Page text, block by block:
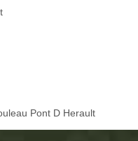
Pont D Herault